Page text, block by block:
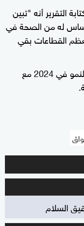
التقرير أنه "تبين
أساس له من الصحة في
القطاعات بقي
وتتوقع المجموعة الاستشارية استمرار النمو في 2024 مع
السلام